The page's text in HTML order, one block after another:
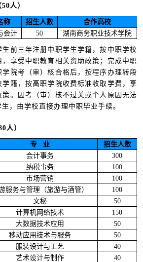
人）
称 招生人数
合作高校
会计 50 湖南商务职业技术学院
前三年注册中职学生学籍，按中职学校
享受中职教育相关资助政策；完成中职
学院考（审）核合格后，按程序办理转段
籍，按高职学院收费标准收取学费，享
。因考（审）核不过关或个人原因无法
，由学校直接办理中职毕业手续。
人）
专 业
招生人数
会计事务
300
纳税事务
100
市场营销
100
服务与管理（旅游与酒管）
100
文秘
50
计算机网络技术
150
大数据技术应用
50
移动应用技术与服务
50
服装设计与工艺
40
艺术设计与制作 40